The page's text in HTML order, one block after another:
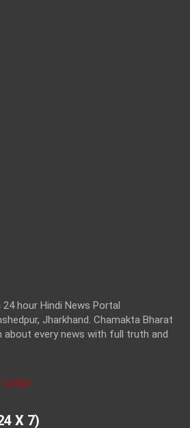
24 hour Hindi News Portal
Jharkhand. Chamakta Bharat
every news with full truth and
X 7)